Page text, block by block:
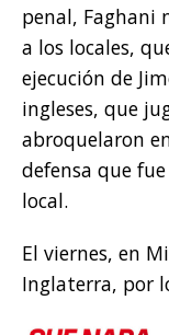
penal, Faghani
a los locales,
ejecución de
ingleses, que
abroquelaron
defensa que
local.
El viernes, en
Inglaterra, por